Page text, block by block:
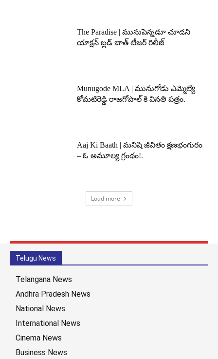
The Paradise | మునుపెన్నడూ చూడని
యాక్షన్ బ్లడ్ బాత్ టీజర్ రిలీజ్
Munugode MLA | మునుగోడు ఎమ్మెల్యే
కోమటిరెడ్డి రాజగోపాల్ కి వినతి పత్రం.
Aaj Ki Baath | మనిషి జీవితం క్షణభంగురం
– ఓ అమూల్య గ్రంథం!.
Load more
Telugu News
Telangana News
Andhra Pradesh News
National News
International News
Cinema News
Business News